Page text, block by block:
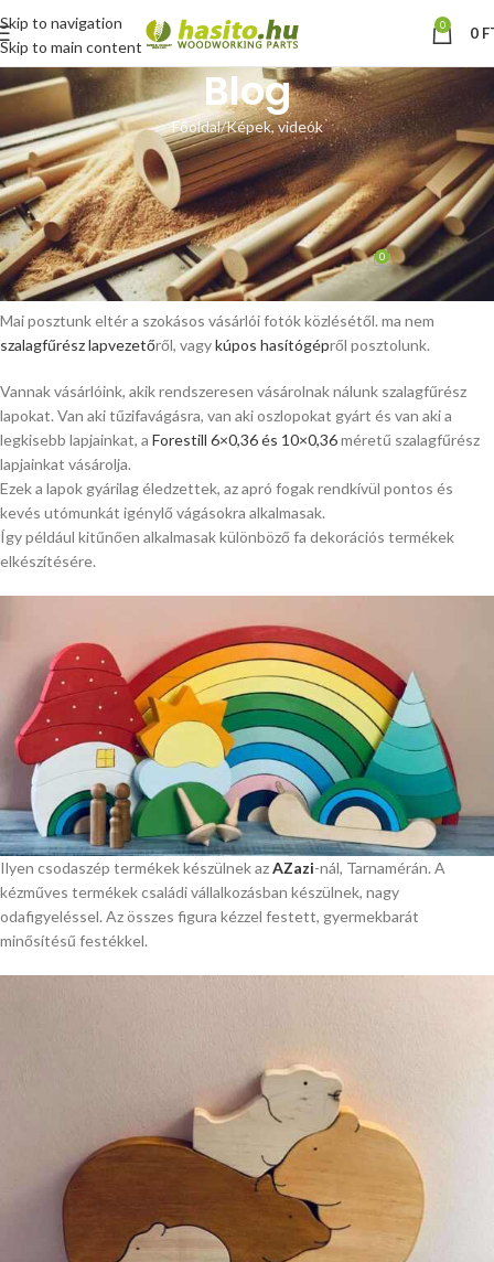
Skip to navigation
Skip to main content
0 0
Blog
Főoldal Képek, videók
KÉPEK, VIDEÓK
Vásárlói fotók – fa dekorációs
termékek
Hoffmann Zsolt Be március 23, 2021 0
Mai posztunk eltér a szokásos vásárlói fotók közlésétől. ma nem
szalagfűrész lapvezetőről, vagykúpos hasítógépről posztolunk.
Vannak vásárlóink, akik rendszeresen vásárolnak nálunk szalagfűrész
lapokat. Van aki tűzifavágásra, van aki oszlopokat gyárt és van aki a
legkisebb lapjainkat, a Forestill 6×0,36 és 10×0,36méretű szalagfűrész
lapjainkat vásárolja.
Ezek a lapok gyárilag éledzettek, az apró fogak rendkívül pontos és
kevés utómunkát igénylő vágásokra alkalmasak.
Így például kitűnően alkalmasak különböző fa dekorációs termékek
elkészítésére.
Ilyen csodaszép termékek készülnek azAZazi-nál, Tarnamérán. A
kézműves termékek családi vállalkozásban készülnek, nagy
odafigyeléssel. Az összes figura kézzel festett, gyermekbarát
minősítésű festékkel.